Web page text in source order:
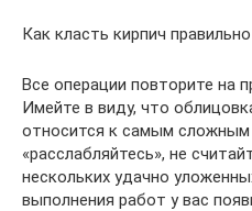
Как класть кирпич правильно
Все операции повторите на
Имейте в виду, что
относится к самым
«расслабляйтесь», не
нескольких удачно
выполнения работ у вас